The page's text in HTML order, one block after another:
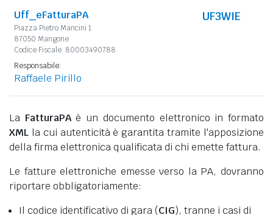
Uff_eFatturaPA
Piazza Pietro Mancini 1
87050 Mangone
Codice Fiscale: 80003490788
UF3WIE
Responsabile:
Raffaele Pirillo
La FatturaPAè un documento elettronico in formato
XML la cui autenticità è garantita tramite l'apposizione
della firma elettronica qualificata di chi emette fattura.
Le fatture elettroniche emesse verso la PA, dovranno
riportare obbligatoriamente:
Il codice identificativo di gara (CIG), tranne i casi di